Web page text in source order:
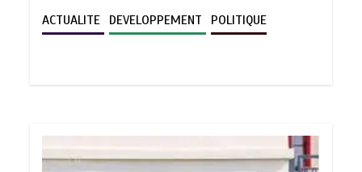
ACTUALITE DEVELOPPEMENT POLITIQUE